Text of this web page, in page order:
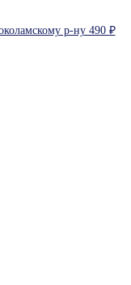
р-ну 490 ₽